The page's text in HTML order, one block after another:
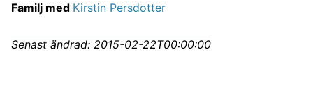
Familj med Kirstin Persdotter
Senast ändrad: 2015-02-22T00:00:00